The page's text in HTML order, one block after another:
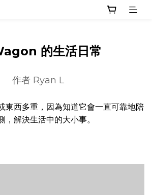
的生活日常
作者 Ryan L
東西多重，因為知道它會一直可靠地陪
，解決生活中的大小事。